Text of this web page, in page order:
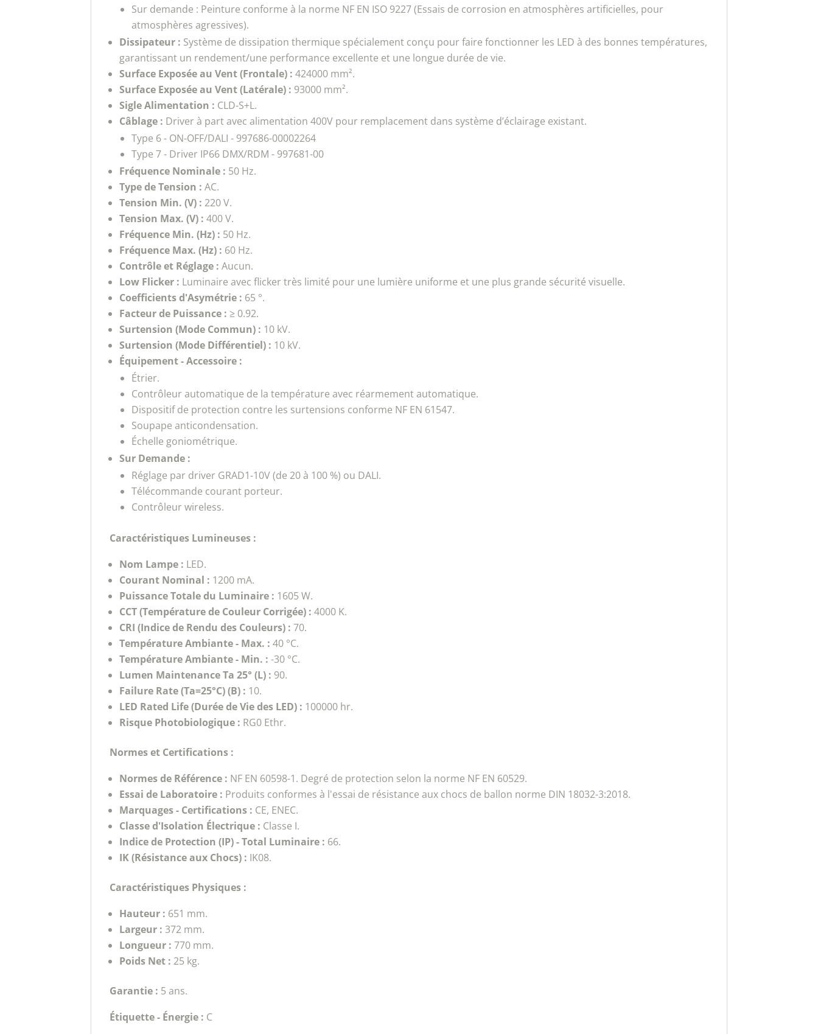
Sur demande : Peinture conforme à la norme NF EN ISO 9227 (Essais de corrosion en atmosphères artificielles, pour
atmosphères agressives).
Dissipateur : Système de dissipation thermique spécialement conçu pour faire fonctionner les LED à des bonnes températures,
garantissant un rendement/une performance excellente et une longue durée de vie.
Surface Exposée au Vent (Frontale) : 424000 mm².
Surface Exposée au Vent (Latérale) : 93000 mm².
Sigle Alimentation : CLD-S+L.
Câblage : Driver à part avec alimentation 400V pour remplacement dans système d’éclairage existant.
Type 6 - ON-OFF/DALI - 997686-00002264
Type 7 - Driver IP66 DMX/RDM - 997681-00
Fréquence Nominale : 50 Hz.
Type de Tension : AC.
Tension Min. (V) : 220 V.
Tension Max. (V) : 400 V.
Fréquence Min. (Hz) : 50 Hz.
Fréquence Max. (Hz) : 60 Hz.
Contrôle et Réglage : Aucun.
Low Flicker : Luminaire avec flicker très limité pour une lumière uniforme et une plus grande sécurité visuelle.
Coefficients d'Asymétrie : 65 °.
Facteur de Puissance : ≥ 0.92.
Surtension (Mode Commun) : 10 kV.
Surtension (Mode Différentiel) : 10 kV.
Équipement - Accessoire :
Étrier.
Contrôleur automatique de la température avec réarmement automatique.
Dispositif de protection contre les surtensions conforme NF EN 61547.
Soupape anticondensation.
Échelle goniométrique.
Sur Demande :
Réglage par driver GRAD1-10V (de 20 à 100 %) ou DALI.
Télécommande courant porteur.
Contrôleur wireless.
Caractéristiques Lumineuses :
Nom Lampe : LED.
Courant Nominal : 1200 mA.
Puissance Totale du Luminaire : 1605 W.
CCT (Température de Couleur Corrigée) : 4000 K.
CRI (Indice de Rendu des Couleurs) : 70.
Température Ambiante - Max. : 40 °C.
Température Ambiante - Min. : -30 °C.
Lumen Maintenance Ta 25° (L) : 90.
Failure Rate (Ta=25°C) (B) : 10.
LED Rated Life (Durée de Vie des LED) : 100000 hr.
Risque Photobiologique : RG0 Ethr.
Normes et Certifications :
Normes de Référence : NF EN 60598-1. Degré de protection selon la norme NF EN 60529.
Essai de Laboratoire : Produits conformes à l'essai de résistance aux chocs de ballon norme DIN 18032-3:2018.
Marquages - Certifications : CE, ENEC.
Classe d'Isolation Électrique : Classe I.
Indice de Protection (IP) - Total Luminaire : 66.
IK (Résistance aux Chocs) : IK08.
Caractéristiques Physiques :
Hauteur : 651 mm.
Largeur : 372 mm.
Longueur : 770 mm.
Poids Net : 25 kg.
Garantie : 5 ans.
Étiquette - Énergie : C